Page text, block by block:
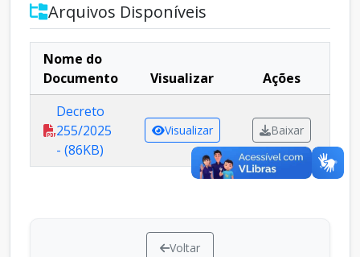
Arquivos Disponíveis
Nome do
Documento
Visualizar
Ações
Decreto
255/2025
- (86KB)
Visualizar Baixar
Voltar